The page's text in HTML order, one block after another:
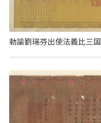
勅諭劉瑞芬出使法義比三国